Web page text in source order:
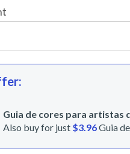
:
Guia de cores para artistas
Also buy for just $3.96Guia